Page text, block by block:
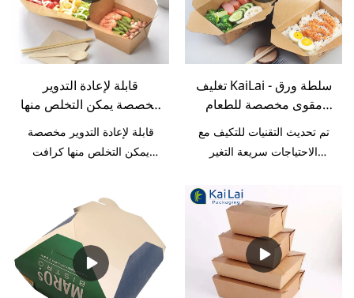
في مجال (مجالات) الصناديق
الورقية الآن.
قابلة لإعادة التدوير
مخصصة يمكن التخلص منها
كرافت تغليف أغذية يسلب
ورقة مربع تغليف المواد
الغذائية مربع ساندويتش
قابلة لإعادة التدوير مخصصة
يمكن التخلص منها كرافت
ساندويتش مربع مخصص
تغليف KaiLai - سلطة ورق
مقوى مخصصة للطعام
بالجملة مخصصة لصندوق
الطعام للوجبات الجاهزة
تم تحديث التقنيات للتكيف مع
الاحتياجات سريعة التغير
تقنيات التصنيع ، تم تحسين أداء
"علبة الطعام الجاهزة" الجاهزة
للطعام بالجملة والمخصصة
للطعام بالجملة ، وله تأثير هائل
على مجال (مجالات) الصناديق
الورقية.